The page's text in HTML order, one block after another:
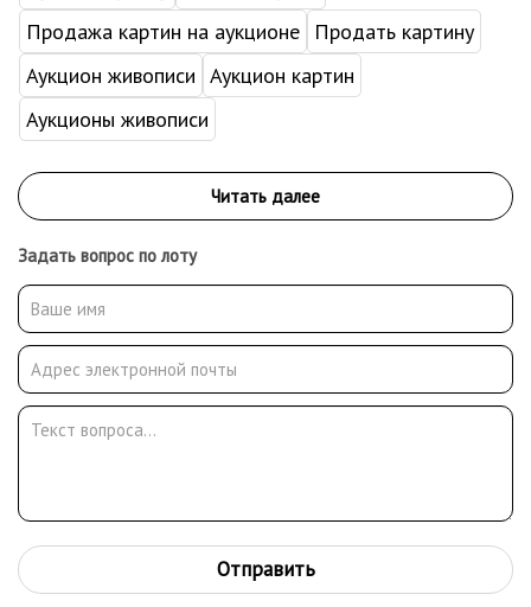
Продажа картин на аукционе
Продать картину
Аукцион живописи Аукцион картин
Аукционы живописи
Задать вопрос по лоту
Отправить